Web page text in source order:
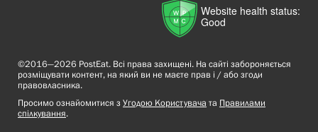
Website health status:
Good
©2016—2026 PostEat. Всі права захищені. На сайті забороняється
розміщувати контент, на який ви не маєте прав і / або згоди
правовласника.
Просимо ознайомитися з Угодою Користувача та Правилами
спілкування.